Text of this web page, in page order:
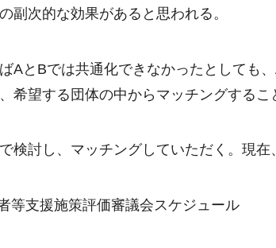
副次的な効果があると思われる。
AとBでは共通化できなかったとしても
希望する団体の中からマッチングするこ
検討し、マッチングしていただく。現
等支援施策評価審議会スケジュール